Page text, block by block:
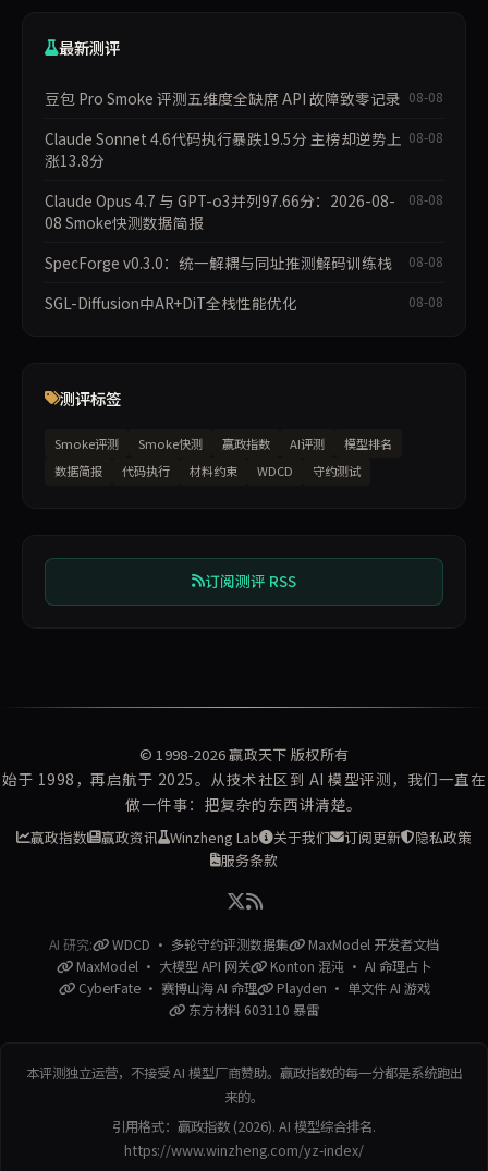
最新测评
豆包 Pro Smoke 评测五维度全缺席 API 故障致零记录 08-08
Claude Sonnet 4.6代码执行暴跌19.5分 主榜却逆势上
涨13.8分
08-08
Claude Opus 4.7 与 GPT-o3并列97.66分：2026-08-
08 Smoke快测数据简报
08-08
SpecForge v0.3.0：统一解耦与同址推测解码训练栈 08-08
SGL-Diffusion中AR+DiT全栈性能优化 08-08
测评标签
Smoke评测 Smoke快测 赢政指数 AI评测
模型排名
数据简报
代码执行 材料约束 WDCD 守约测试
订阅测评 RSS
© 1998-2026赢政天下 版权所有
始于 1998，再启航于 2025。从技术社区到 AI 模型评测，我们一直在
做一件事：把复杂的东西讲清楚。
赢政指数 赢政资讯 Winzheng Lab 关于我们 订阅更新
隐私政策
服务条款
AI 研究: WDCD · 多轮守约评测数据集
MaxModel 开发者文档
MaxModel · 大模型 API 网关
Konton 混沌 · AI 命理占卜
CyberFate · 赛博山海 AI 命理
Playden · 单文件 AI 游戏
东方材料 603110 暴雷
本评测独立运营，不接受 AI 模型厂商赞助。赢政指数的每一分都是系统跑出
来的。
引用格式：赢政指数 (2026). AI 模型综合排名.
https://www.winzheng.com/yz-index/